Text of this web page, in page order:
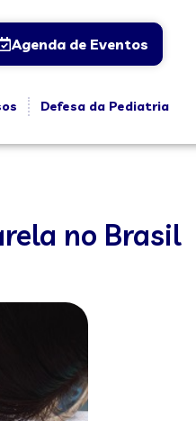
Agenda de Eventos
Defesa da Pediatria
no Brasil